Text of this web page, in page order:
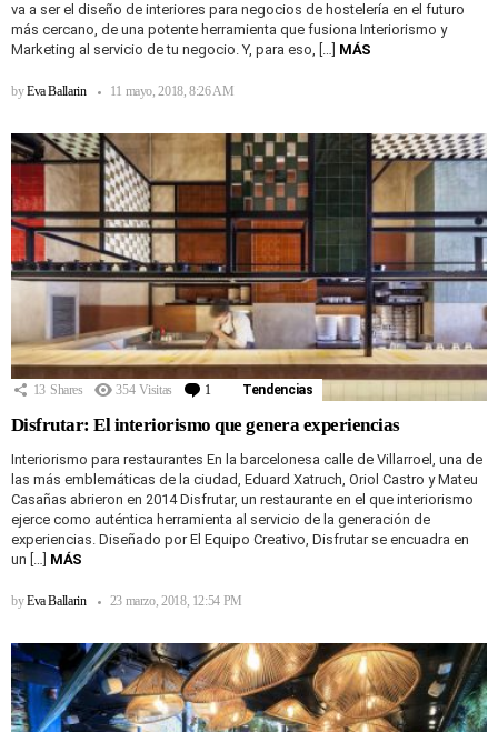
va a ser el diseño de interiores para negocios de hostelería en el futuro
más cercano, de una potente herramienta que fusiona Interiorismo y
Marketing al servicio de tu negocio. Y, para eso, […] MÁS
byEva Ballarin 11 mayo, 2018, 8:26 AM
13 Shares 354 Visitas 1 Comentario
Tendencias
Disfrutar: El interiorismo que genera experiencias
Interiorismo para restaurantes En la barcelonesa calle de Villarroel, una de
las más emblemáticas de la ciudad, Eduard Xatruch, Oriol Castro y Mateu
Casañas abrieron en 2014 Disfrutar, un restaurante en el que interiorismo
ejerce como auténtica herramienta al servicio de la generación de
experiencias. Diseñado por El Equipo Creativo, Disfrutar se encuadra en
un […] MÁS
byEva Ballarin 23 marzo, 2018, 12:54 PM